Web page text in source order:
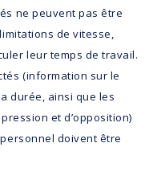
ne peuvent pas être
de vitesse,
leur temps de travail.
(information sur le
durée, ainsi que les
et d’opposition)
doivent être